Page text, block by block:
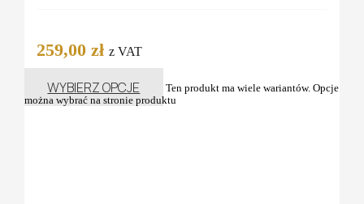
259,00 zł z VAT
WYBIERZ OPCJE
Ten produkt ma wiele wariantów. Opcje
można wybrać na stronie produktu